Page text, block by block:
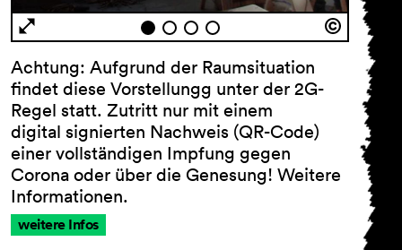
Achtung: Aufgrund der Raumsituation
findet diese Vorstellungg unter der 2G-
Regel statt. Zutritt nur mit einem
digital signierten Nachweis (QR-Code)
einer vollständigen Impfung gegen
Corona oder über die Genesung! Weitere
Informationen.
weitere Infos